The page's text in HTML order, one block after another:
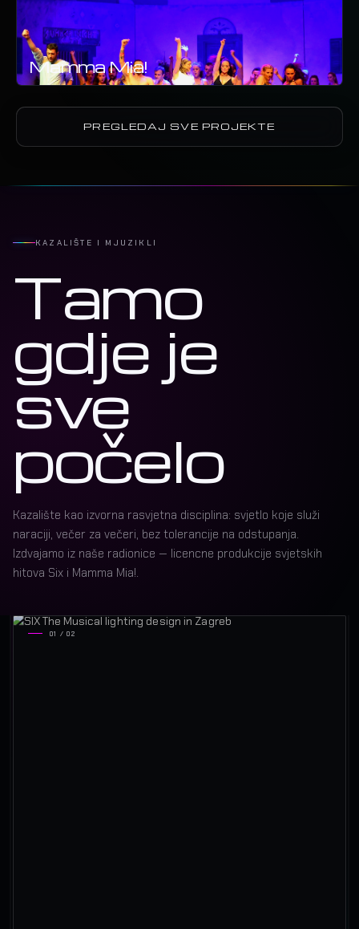
Mamma Mia!
PREGLEDAJ SVE PROJEKTE
KAZALIŠTE I MJUZIKLI
Tamo
gdje je
sve
počelo
Kazalište kao izvorna rasvjetna disciplina: svjetlo koje služi
naraciji, večer za večeri, bez tolerancije na odstupanja.
Izdvajamo iz naše radionice — licencne produkcije svjetskih
hitova Six i Mamma Mia!.
01 / 02